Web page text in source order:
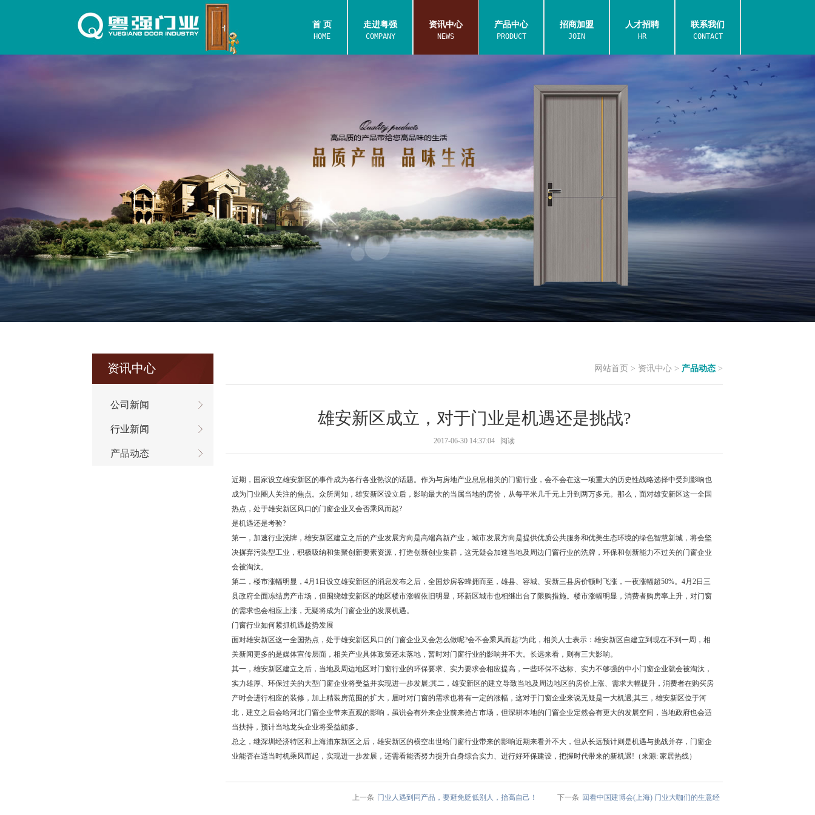
首 页
HOME
走进粤强
COMPANY
资讯中心
NEWS
产品中心
PRODUCT
招商加盟
JOIN
人才招聘
HR
联系我们
CONTACT
资讯中心
公司新闻
行业新闻
产品动态
网站首页 > 资讯中心 > 产品动态 >
雄安新区成立，对于门业是机遇还是挑战?
2017-06-30 14:37:04 阅读
近期，国家设立雄安新区的事件成为各行各业热议的话题。作为与房地产业息息相关的门窗行业，会不会在这一项重大的历史性战略选择中受到影响也
成为门业圈人关注的焦点。众所周知，雄安新区设立后，影响最大的当属当地的房价，从每平米几千元上升到两万多元。那么，面对雄安新区这一全国
热点，处于雄安新区风口的门窗企业又会否乘风而起?
是机遇还是考验?
第一，加速行业洗牌，雄安新区建立之后的产业发展方向是高端高新产业，城市发展方向是提供优质公共服务和优美生态环境的绿色智慧新城，将会坚
决摒弃污染型工业，积极吸纳和集聚创新要素资源，打造创新创业集群，这无疑会加速当地及周边门窗行业的洗牌，环保和创新能力不过关的门窗企业
会被淘汰。
第二，楼市涨幅明显，4月1日设立雄安新区的消息发布之后，全国炒房客蜂拥而至，雄县、容城、安新三县房价顿时飞涨，一夜涨幅超50%。4月2日三
县政府全面冻结房产市场，但围绕雄安新区的地区楼市涨幅依旧明显，环新区城市也相继出台了限购措施。楼市涨幅明显，消费者购房率上升，对门窗
的需求也会相应上涨，无疑将成为门窗企业的发展机遇。
门窗行业如何紧抓机遇趁势发展
面对雄安新区这一全国热点，处于雄安新区风口的门窗企业又会怎么做呢?会不会乘风而起?为此，相关人士表示：雄安新区自建立到现在不到一周，相
关新闻更多的是媒体宣传层面，相关产业具体政策还未落地，暂时对门窗行业的影响并不大。长远来看，则有三大影响。
其一，雄安新区建立之后，当地及周边地区对门窗行业的环保要求、实力要求会相应提高，一些环保不达标、实力不够强的中小门窗企业就会被淘汰，
实力雄厚、环保过关的大型门窗企业将受益并实现进一步发展;其二，雄安新区的建立导致当地及周边地区的房价上涨、需求大幅提升，消费者在购买房
产时会进行相应的装修，加上精装房范围的扩大，届时对门窗的需求也将有一定的涨幅，这对于门窗企业来说无疑是一大机遇;其三，雄安新区位于河
北，建立之后会给河北门窗企业带来直观的影响，虽说会有外来企业前来抢占市场，但深耕本地的门窗企业定然会有更大的发展空间，当地政府也会适
当扶持，预计当地龙头企业将受益颇多。
总之，继深圳经济特区和上海浦东新区之后，雄安新区的横空出世给门窗行业带来的影响近期来看并不大，但从长远预计则是机遇与挑战并存，门窗企
业能否在适当时机乘风而起，实现进一步发展，还需看能否努力提升自身综合实力、进行好环保建设，把握时代带来的新机遇!（来源: 家居热线）
上一条 门业人遇到同产品，要避免贬低别人，抬高自己！ 下一条 回看中国建博会(上海) 门业大咖们的生意经